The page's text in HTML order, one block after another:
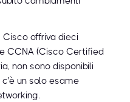
offriva dieci
CCNA (Cisco Certified
non sono disponibili
un solo esame